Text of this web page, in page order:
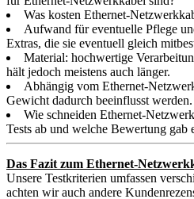
Was kosten Ethernet-
Aufwand für eventuelle Pflege
Extras, die sie eventuell gleich
Material: hochwertige
hält jedoch meistens auch länger.
Abhängig vom Ethernet-
Gewicht dadurch beeinflusst werden.
Wie schneiden Ethernet-
Tests ab und welche Bewertung gab
Das Fazit zum Ethernet-
Unsere Testkriterien umfassen
achten wir auch andere